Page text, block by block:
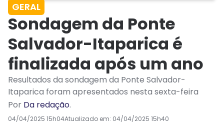
GERAL
Sondagem da Ponte
Salvador-Itaparica é
finalizada após um ano
Resultados da sondagem da Ponte Salvador-
Itaparica foram apresentados nesta sexta-feira
Por Da redação.
04/04/2025 15h04Atualizado em: 04/04/2025 15h40